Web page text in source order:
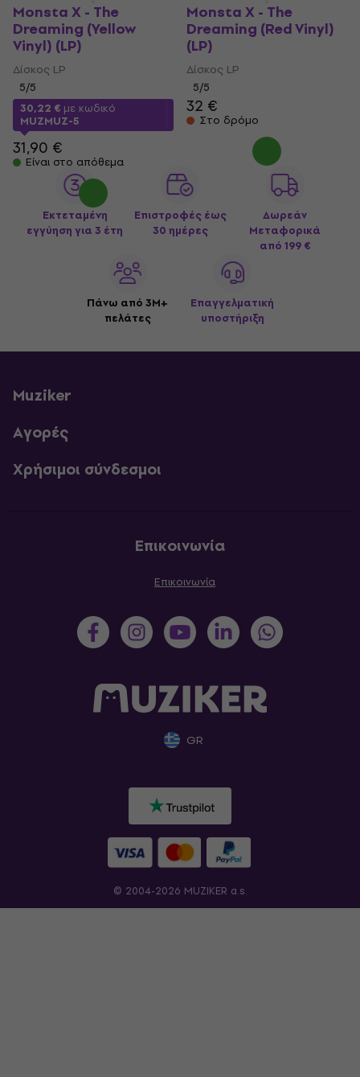
Monsta X - The
Dreaming (Yellow
Vinyl) (LP)
Δίσκος LP
5/5
30,22 € με κωδικό
MUZMUZ-5
31,90 €
Είναι στο απόθεμα
Monsta X - The
Dreaming (Red Vinyl)
(LP)
Δίσκος LP
5/5
32 €
Στο δρόμο
Εκτεταμένη
εγγύηση για 3 έτη
Επιστροφές έως
30 ημέρες
Δωρεάν
Μεταφορικά
από 199 €
Πάνω από 3M+
πελάτες
Επαγγελματική
υποστήριξη
Muziker
Αγορές
Χρήσιμοι σύνδεσμοι
Επικοινωνία
Επικοινωνία
GR
© 2004-2026 MUZIKER a.s.